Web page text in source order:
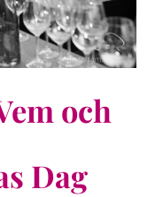
och
Dag